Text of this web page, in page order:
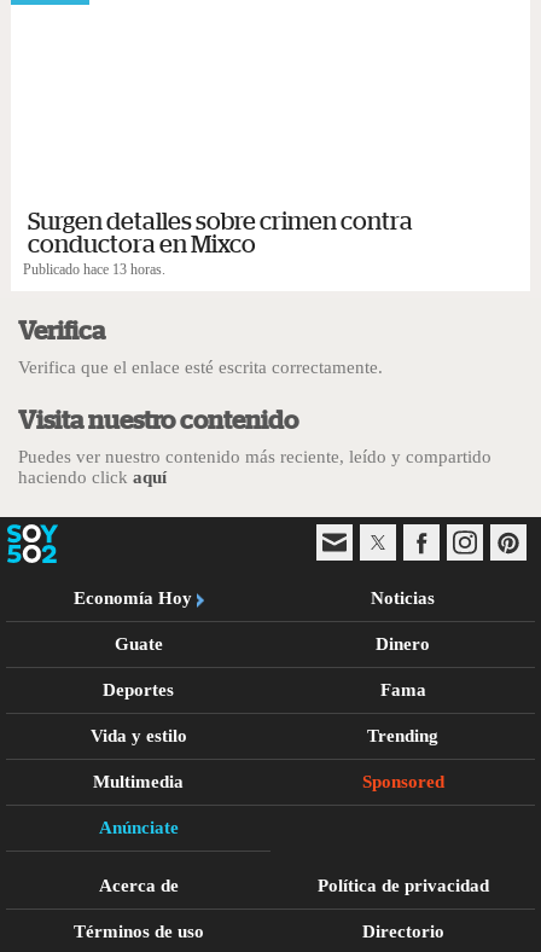
Surgen detalles sobre crimen contra
conductora en Mixco
Publicado hace 13 horas.
Verifica
Verifica que el enlace esté escrita correctamente.
Visita nuestro contenido
Puedes ver nuestro contenido más reciente, leído y compartido
haciendo click aquí
Economía Hoy Noticias
Guate Dinero
Deportes Fama
Vida y estilo Trending
Multimedia Sponsored
Anúnciate
Acerca de Política de privacidad
Términos de uso Directorio